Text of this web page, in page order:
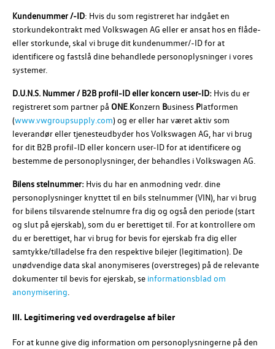
Kundenummer /-ID: Hvis du som registreret har indgået en
storkundekontrakt med Volkswagen AG eller er ansat hos en flåde-
eller storkunde, skal vi bruge dit kundenummer/-ID for at
identificere og fastslå dine behandlede personoplysninger i vores
systemer.
D.U.N.S. Nummer / B2B profil-ID eller koncern user-ID: Hvis du er
registreret som partner på ONE.Konzern Business Platformen
(www.vwgroupsupply.com) og er eller har været aktiv som
leverandør eller tjenesteudbyder hosVolkswagen AG, har vi brug
for dit B2B profil-ID eller koncern user-ID for at identificere og
bestemme de personoplysninger, der behandles iVolkswagen AG.
Bilens stelnummer: Hvis du har en anmodning vedr. dine
personoplysninger knyttet til en bils stelnummer (VIN), har vi brug
for bilens tilsvarende stelnumre fra dig og også den periode (start
og slut på ejerskab), som du er berettiget til. For at kontrollere om
du er berettiget, har vi brug for bevis for ejerskab fra dig eller
samtykke/tilladelse fra den respektive bilejer (legitimation). De
unødvendige data skal anonymiseres (overstreges) på de relevante
dokumenter til bevis for ejerskab, se informationsblad om
anonymisering.
III. Legitimering ved overdragelse af biler
For at kunne give dig information om personoplysningerne på den